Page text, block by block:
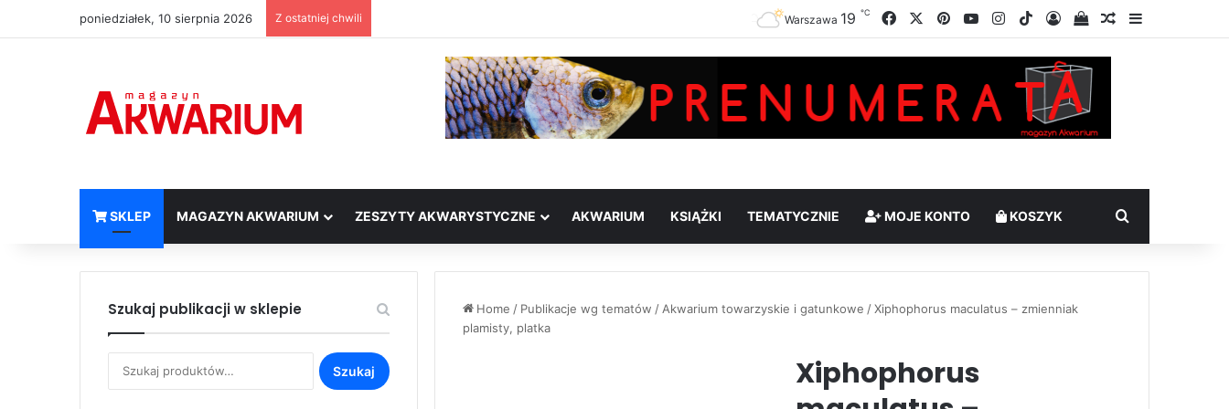
poniedziałek, 10 sierpnia 2026 Z ostatniej chwili Warszawa 19 ℃ FacebookPinterestYouTubeInstagram
TikTokZalogujSprawdź swój
Losowy artykuł
Sidebar
SKLEP MAGAZYN AKWARIUM ZESZYTY AKWARYSTYCZNE AKWARIUM KSIĄŻKI TEMATYCZNIE MOJE KONTO KOSZYK Szukaj
Home / Publikacje wg tematów / Akwarium towarzyskie i gatunkowe /Xiphophorus maculatus – zmienniak
plamisty, platka
Xiphophorus
Szukaj publikacji w sklepie
Szukaj